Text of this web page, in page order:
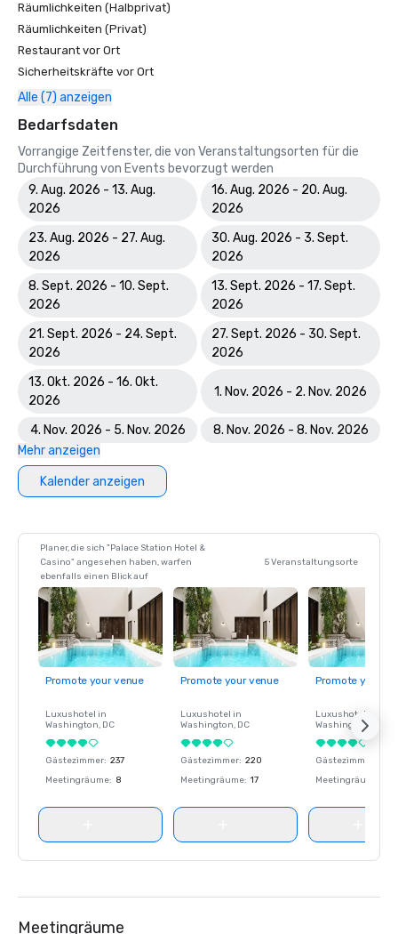
Räumlichkeiten (Halbprivat)
Räumlichkeiten (Privat)
Restaurant vor Ort
Sicherheitskräfte vor Ort
Alle (7) anzeigen
Bedarfsdaten
Vorrangige Zeitfenster, die von Veranstaltungsorten für die
Durchführung von Events bevorzugt werden
9. Aug. 2026 - 13. Aug.
2026
16. Aug. 2026 - 20. Aug.
2026
23. Aug. 2026 - 27. Aug.
2026
30. Aug. 2026 - 3. Sept.
2026
8. Sept. 2026 - 10. Sept.
2026
13. Sept. 2026 - 17. Sept.
2026
21. Sept. 2026 - 24. Sept.
2026
27. Sept. 2026 - 30. Sept.
2026
13. Okt. 2026 - 16. Okt.
2026
1. Nov. 2026 - 2. Nov. 2026
4. Nov. 2026 - 5. Nov. 2026
8. Nov. 2026 - 8. Nov. 2026
Mehr anzeigen
Kalender anzeigen
Planer, die sich "Palace Station Hotel &
Casino" angesehen haben, warfen
ebenfalls einen Blick auf
5 Veranstaltungsorte
Promote your venue
Luxushotel in
Washington, DC
Gästezimmer: 237
Meetingräume: 8
Promote your venue
Luxushotel in
Washington, DC
Gästezimmer: 220
Meetingräume: 17
Promote your
Luxushotel in
Washington
Gästezimmer
Meetingräume
Meetingräume